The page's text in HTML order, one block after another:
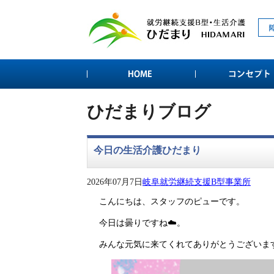
ひだまりブログ
今日の生活介護ひだまり
2026年07月7日岐阜就労継続支援B型事業所
こんにちは、スタッフのピューです。
今日は曇りですね☁️。
みんな元気に来てくれてありがとうございま